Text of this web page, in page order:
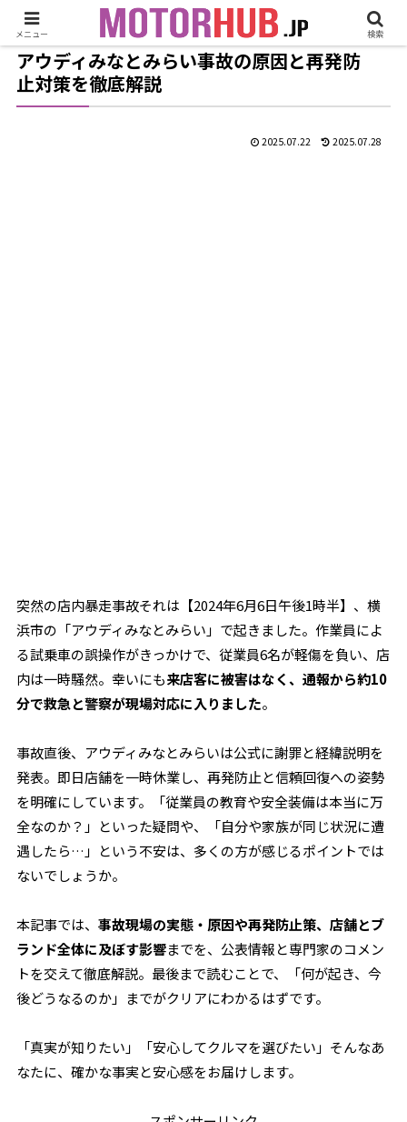
アウディみなとみらい事故の原因と再発防
止対策を徹底解説
2025.07.22 2025.07.28
突然の店内暴走事故――それは【2024年6月6日午後1時半】、横
浜市の「アウディみなとみらい」で起きました。作業員によ
る試乗車の誤操作がきっかけで、従業員6名が軽傷を負い、店
内は一時騒然。幸いにも来店客に被害はなく、通報から約10
分で救急と警察が現場対応に入りました。
事故直後、アウディみなとみらいは公式に謝罪と経緯説明を
発表。即日店舗を一時休業し、再発防止と信頼回復への姿勢
を明確にしています。「従業員の教育や安全装備は本当に万
全なのか？」といった疑問や、「自分や家族が同じ状況に遭
遇したら…」という不安は、多くの方が感じるポイントでは
ないでしょうか。
本記事では、事故現場の実態・原因や再発防止策、店舗とブ
ランド全体に及ぼす影響までを、公表情報と専門家のコメン
トを交えて徹底解説。最後まで読むことで、「何が起き、今
後どうなるのか」までがクリアにわかるはずです。
「真実が知りたい」「安心してクルマを選びたい」――そんなあ
なたに、確かな事実と安心感をお届けします。
メニュー 検索